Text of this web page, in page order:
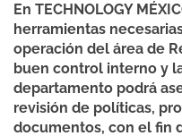
En TECHNOLOGY
herramientas
operación del área de
buen control interno y
departamento podrá
revisión de políticas,
documentos, con el fin